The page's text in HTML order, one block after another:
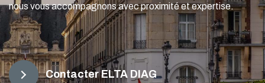
accompagnons avec proximité et expertise.
Contacter ELTA DIAG